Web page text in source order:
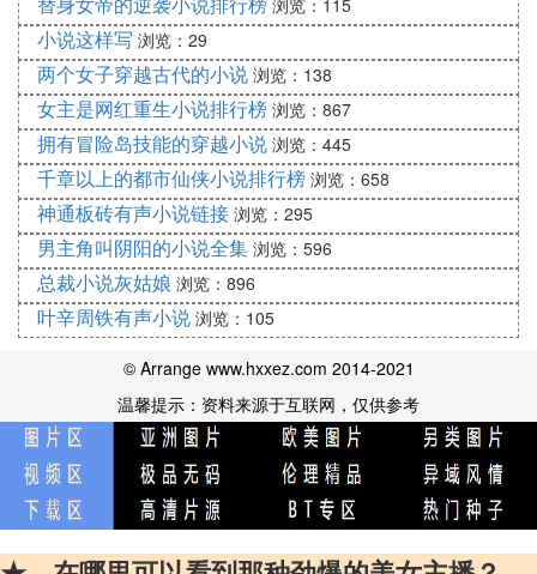
有人为冉闵正义直言。而后代又缺乏资料，只能根据
以前遗留的资料来整理。某些太监史学家片面强调冉
闵的杀胡。而不说明冉闵杀胡的原因。想想冉闵一声
令下，中原百姓和入塞胡寇无月不战，日日相攻。可
见冉闵当时的政策是顺应民意的，是代表最广大人民
的意愿。并不是冉闵有心挑拨。而是当时的民族矛盾
不可调和。那些穿者兽皮。吃着生肉的野蛮部落。哪
里懂得礼仪廉耻，生命的价值。入侵印度的蛮族部落
把创造古代印度文明的当地人当作奴隶一样的趋势。
印度的种姓制度大家都知道吧。21世纪的今天还生活
在印度社会低层的贱民。就是那些几千年前被征服的
印度本国人。冉闵天王招告天下，邀四海豪杰奋起杀
胡。屠胡令所到之地。中华子民纷纷响应。汉军威
武！！汉军威武！！大小胡寇四散而溃！九州大地终
复炎黄本色。我族方才免于重捣古印度人之悲剧。
在火焰塔以及满清人所写的正史和小说里。都有许多
对冉闵的污蔑。比如说冉闵被胡人收做义子。但是在
南朝的史书从来没有记载。我们只能通过被人篡改的
浏览：115
小说这样写 浏览：29
两个女子穿越古代的小说 浏览：138
女主是网红重生小说排行榜 浏览：867
拥有冒险岛技能的穿越小说 浏览：445
千章以上的都市仙侠小说排行榜 浏览：658
神通板砖有声小说链接 浏览：295
男主角叫阴阳的小说全集 浏览：596
总裁小说灰姑娘 浏览：896
叶辛周铁有声小说 浏览：105
© Arrange www.hxxez.com 2014-2021
温馨提示：资料来源于互联网，仅供参考